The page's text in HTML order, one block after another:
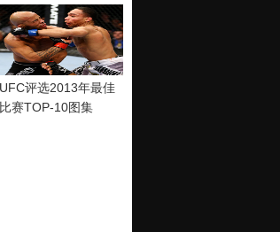
UFC评选2013年最佳
比赛TOP-10图集